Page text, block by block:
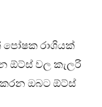
පෝෂක රාශියක්
ඕට්ස් වල කැලරි
කරන ඔබට ඕට්ස්